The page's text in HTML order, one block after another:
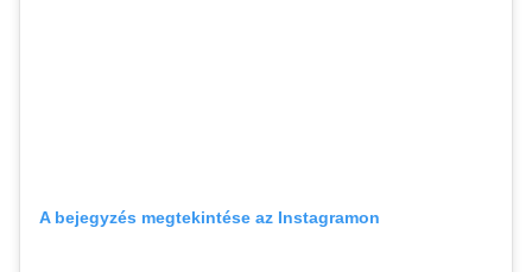
A bejegyzés megtekintése az Instagramon